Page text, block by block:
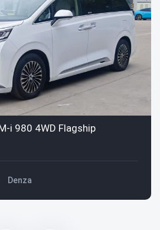
i 980 4WD Flagship
Denza